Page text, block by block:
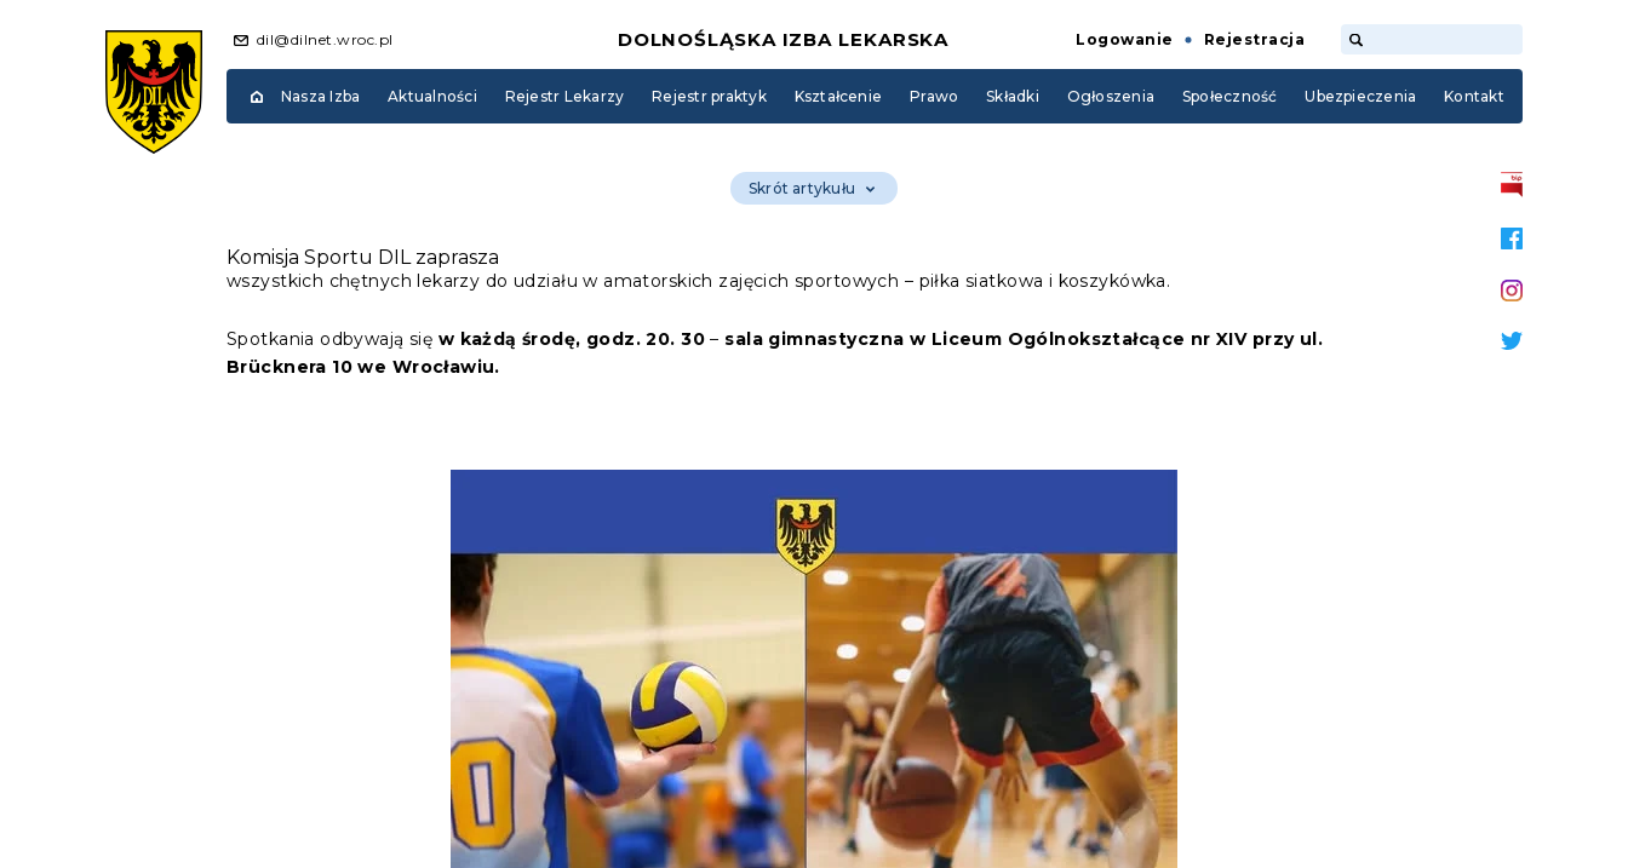
dil@dilnet.wroc.pl DOLNOŚLĄSKA IZBA LEKARSKA Logowanie Rejestracja
Nasza Izba Aktualności Rejestr Lekarzy Rejestr praktyk Kształcenie Prawo Składki Ogłoszenia Społeczność Ubezpieczenia Kontakt
Skrót artykułu
Komisja Sportu DIL zaprasza
wszystkich chętnych lekarzy do udziału w amatorskich zajęcich sportowych – piłka siatkowa i koszykówka.
Spotkania odbywają się w każdą środę, godz. 20. 30 – sala gimnastyczna w Liceum Ogólnokształcące nr XIV przy ul.
Brücknera 10 we Wrocławiu.